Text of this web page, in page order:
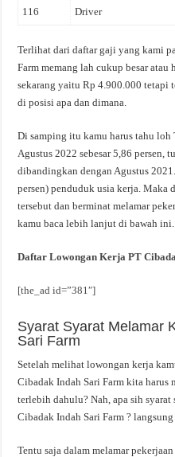
116 Driver
Terlihat dari daftar gaji yang kami
Farm memang lah cukup besar atau
sekarang yaitu Rp 4.900.000 tetapi
di posisi apa dan dimana.
Di samping itu kamu harus tahu
Agustus 2022 sebesar 5,86 persen,
dibandingkan dengan Agustus
persen) penduduk usia kerja. Maka
tersebut dan berminat melamar
kamu baca lebih lanjut di bawah ini.
Daftar Lowongan Kerja PT
[the_ad id=”381″]
Syarat Syarat Melamar
Sari Farm
Setelah melihat lowongan kerja
Cibadak Indah Sari Farm kita harus
terlebih dahulu? Nah, apa sih
Cibadak Indah Sari Farm ?
Tentu saja dalam melamar